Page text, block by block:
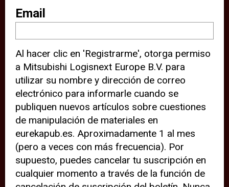
sitio web (por ejemplo, ofreciéndole
información de ubicación). Estas
terceras partes también definen
cookies en su dispositivo y pueden
rastrear su comportamiento en
internet. Al hacer clic en “Aceptar”,
significa que está de acuerdo con el
uso de cookies analíticas y de
terceros para tener una experiencia
óptima en nuestro sitio web. Si
elige “Declinar” el uso de cookies
Email
Al hacer clic en 'Registrarme', otorga permiso
a Mitsubishi Logisnext Europe B.V. para
utilizar su nombre y dirección de correo
electrónico para informarle cuando se
publiquen nuevos artículos sobre cuestiones
de manipulación de materiales en
eurekapub.es. Aproximadamente 1 al mes
(pero a veces con más frecuencia). Por
supuesto, puedes cancelar tu suscripción en
cualquier momento a través de la función de